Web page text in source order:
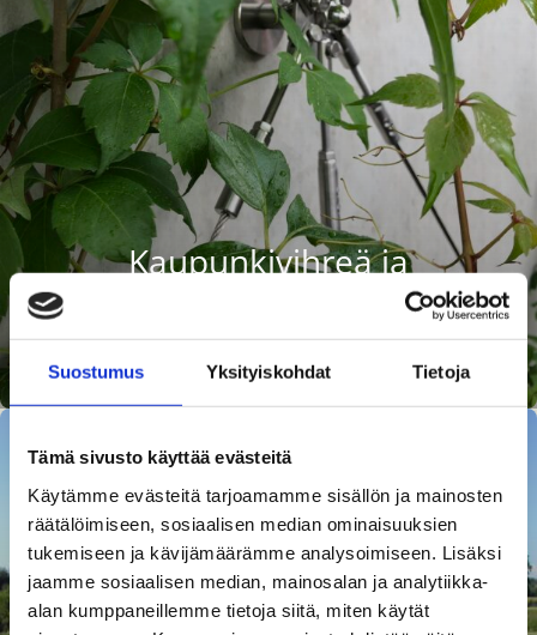
Suostumus Yksityiskohdat Tietoja
Tämä sivusto käyttää evästeitä
Käytämme evästeitä tarjoamamme sisällön ja mainosten
räätälöimiseen, sosiaalisen median ominaisuuksien
tukemiseen ja kävijämäärämme analysoimiseen. Lisäksi
jaamme sosiaalisen median, mainosalan ja analytiikka-
alan kumppaneillemme tietoja siitä, miten käytät
Kaupunkivihreä ja